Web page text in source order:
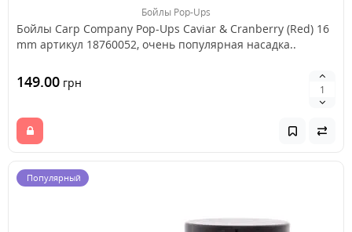
Бойлы Pop-Ups
Бойлы Carp Company Pop-Ups Caviar & Cranberry (Red) 16
mm артикул 18760052, очень популярная насадка..
149.00 грн
Популярный